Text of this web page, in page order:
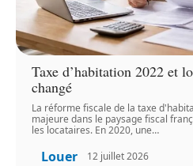
Taxe d’habitation 2022 et
changé
La réforme fiscale de la taxe
majeure dans le paysage fiscal
les locataires. En 2020, une…
Louer 12 juillet 2026